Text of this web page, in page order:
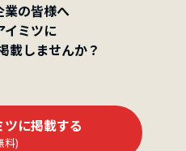
業の皆様へ
イミツに
載しませんか？
ツに掲載する
料)